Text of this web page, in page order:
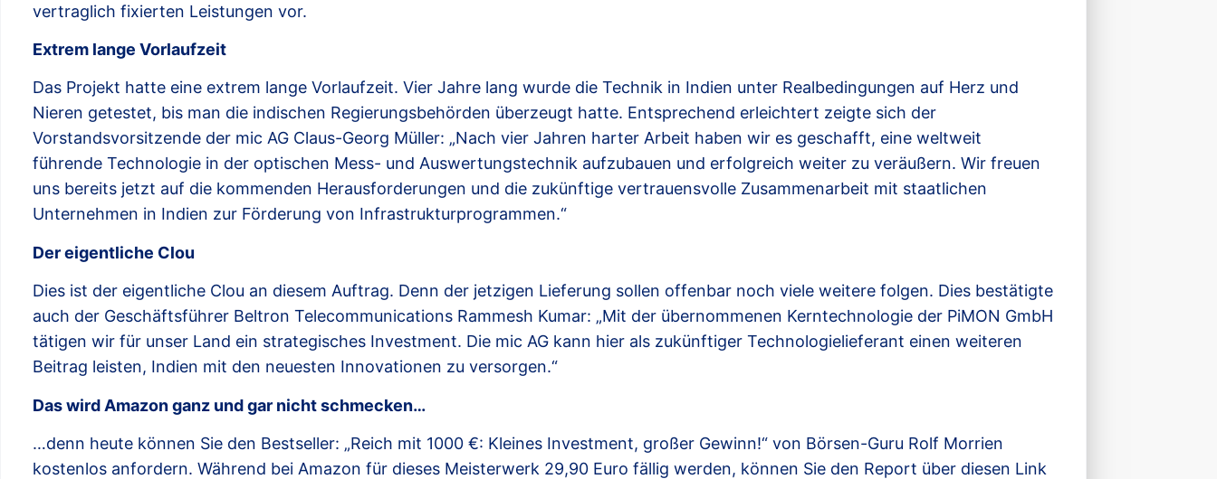
vertraglich fixierten Leistungen vor.
Extrem lange Vorlaufzeit
Das Projekt hatte eine extrem lange Vorlaufzeit. Vier Jahre lang wurde die Technik in Indien unter Realbedingungen auf Herz und
Nieren getestet, bis man die indischen Regierungsbehörden überzeugt hatte. Entsprechend erleichtert zeigte sich der
Vorstandsvorsitzende der mic AG Claus-Georg Müller: „Nach vier Jahren harter Arbeit haben wir es geschafft, eine weltweit
führende Technologie in der optischen Mess- und Auswertungstechnik aufzubauen und erfolgreich weiter zu veräußern. Wir freuen
uns bereits jetzt auf die kommenden Herausforderungen und die zukünftige vertrauensvolle Zusammenarbeit mit staatlichen
Unternehmen in Indien zur Förderung von Infrastrukturprogrammen.“
Der eigentliche Clou
Dies ist der eigentliche Clou an diesem Auftrag. Denn der jetzigen Lieferung sollen offenbar noch viele weitere folgen. Dies bestätigte
auch der Geschäftsführer Beltron Telecommunications Rammesh Kumar: „Mit der übernommenen Kerntechnologie der PiMON GmbH
tätigen wir für unser Land ein strategisches Investment. Die mic AG kann hier als zukünftiger Technologielieferant einen weiteren
Beitrag leisten, Indien mit den neuesten Innovationen zu versorgen.“
Das wird Amazon ganz und gar nicht schmecken…
…denn heute können Sie den Bestseller: „Reich mit 1000 €: Kleines Investment, großer Gewinn!“ von Börsen-Guru Rolf Morrien
kostenlos anfordern. Während bei Amazon für dieses Meisterwerk 29,90 Euro fällig werden, können Sie den Report über diesen Link